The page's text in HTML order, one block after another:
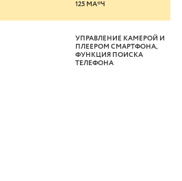
125 МА*Ч
УПРАВЛЕНИЕ КАМЕРОЙ И
ПЛЕЕРОМ СМАРТФОНА,
ФУНКЦИЯ ПОИСКА
ТЕЛЕФОНА